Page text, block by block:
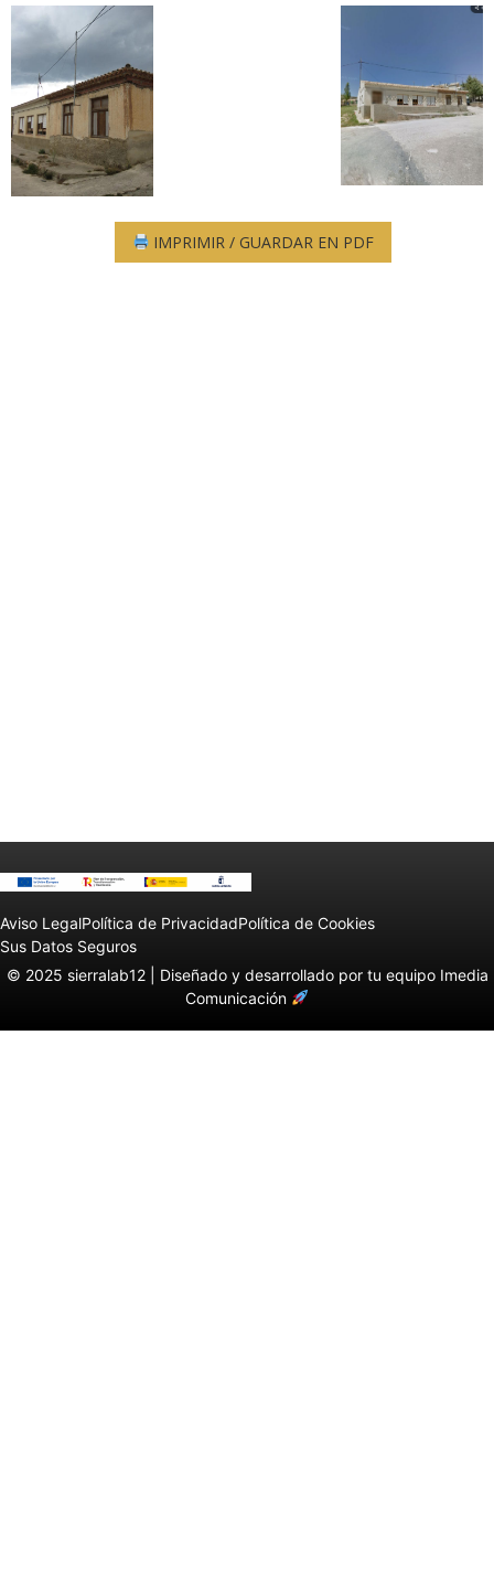
IMPRIMIR / GUARDAR EN PDF
Aviso LegalPolítica de PrivacidadPolítica de Cookies
Sus Datos Seguros
© 2025 sierralab12 | Diseñado y desarrollado por tu equipo Imedia
Comunicación